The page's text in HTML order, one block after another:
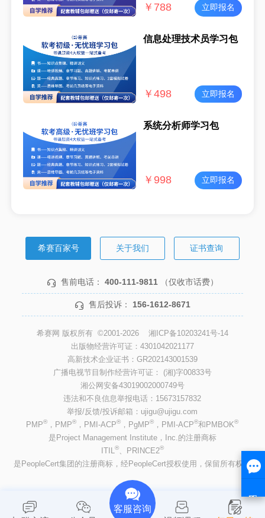
￥ 788 立即报名
信息处理技术员学习包
￥ 498 立即报名
系统分析师学习包
￥ 998 立即报名
希赛百家号 关于我们 证书查询
售前电话： 400-111-9811 （仅收市话费）
售后投诉： 156-1612-8671
希赛网 版权所有 ©2001-2026 湘ICP备10203241号-14
出版物经营许可证：4301042021177
高新技术企业证书：GR202143001539
广播电视节目制作经营许可证： (湘)字00833号
湘公网安备43019002000749号
违法和不良信息举报电话：15673157832
举报/反馈/投诉邮箱：ujigu@ujigu.com
PMP® ，PMP® ，PMI-ACP® ，PgMP® ，PMI-ACP®和PMBOK®
是Project Management Institute，Inc.的注册商标
ITIL®、PRINCE2®
是PeopleCert集团的注册商标，经PeopleCert授权使用，保留所有权利
客服咨询